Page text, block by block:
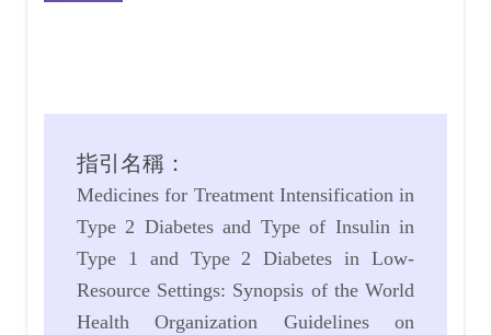
指引名稱：
Medicines for Treatment Intensification in
Type 2 Diabetes and Type of Insulin in
Type 1 and Type 2 Diabetes in Low-
Resource Settings: Synopsis of the World
Health Organization Guidelines on